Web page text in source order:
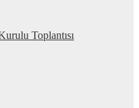
Toplantısı